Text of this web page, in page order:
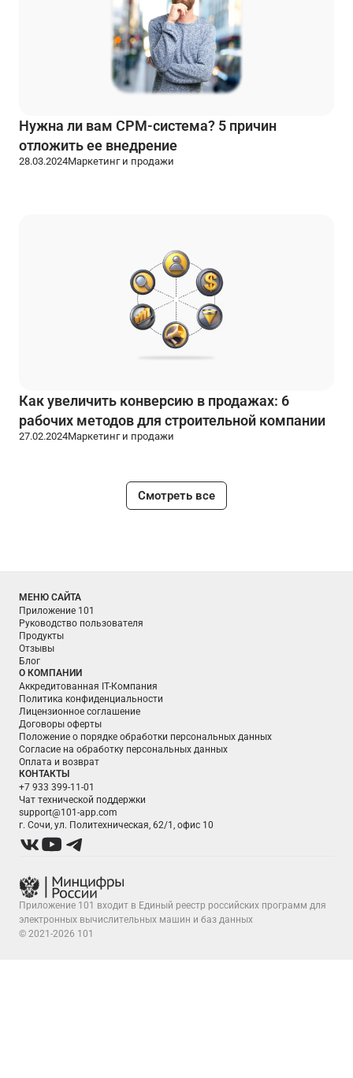
Нужна ли вам СРМ-система? 5 причин
отложить ее внедрение
28.03.2024Маркетинг и продажи
Как увеличить конверсию в продажах: 6
рабочих методов для строительной компании
27.02.2024Маркетинг и продажи
Смотреть все
МЕНЮ САЙТА
Приложение 101
Руководство пользователя
Продукты
Отзывы
Блог
О КОМПАНИИ
Аккредитованная IT-Компания
Политика конфиденциальности
Лицензионное соглашение
Договоры оферты
Положение о порядке обработки персональных данных
Согласие на обработку персональных данных
Оплата и возврат
КОНТАКТЫ
+7 933 399-11-01
Чат технической поддержки
support@101-app.com
г. Сочи, ул. Политехническая, 62/1, офис 10
Приложение 101 входит в Единый реестр российских программ для
электронных вычислительных машин и баз данных
© 2021-2026 101